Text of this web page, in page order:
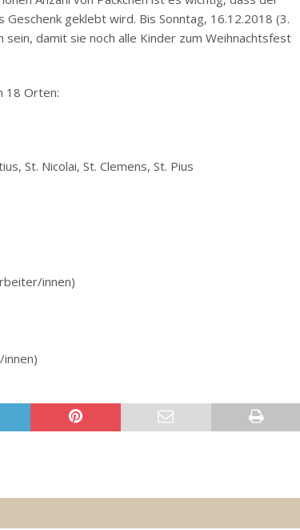
geklebt wird. Bis Sonntag, 16.12.2018 (3.
damit sie noch alle Kinder zum Weihnachtsfest
18 Orten:
St. Nicolai, St. Clemens, St. Pius
innen)